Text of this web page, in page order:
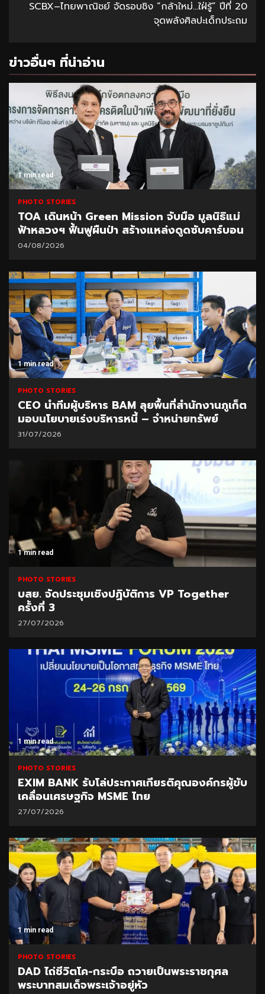
SCBX–ไทยพาณิชย์ จัดรอบชิง “กล้าใหม่…ใฝ่รู้” ปีที่ 20
จุดพลังศิลปะเด็กประถม
ข่าวอื่นๆ ที่น่าอ่าน
1 min read
PHOTO STORIES
TOA เดินหน้า Green Mission จับมือ มูลนิธิแม่
ฟ้าหลวงฯ ฟื้นฟูผืนป่า สร้างแหล่งดูดซับคาร์บอน
04/08/2026
1 min read
PHOTO STORIES
CEO นำทีมผู้บริหาร BAM ลุยพื้นที่สำนักงานภูเก็ต
มอบนโยบายเร่งบริหารหนี้ – จำหน่ายทรัพย์
31/07/2026
1 min read
PHOTO STORIES
บสย. จัดประชุมเชิงปฏิบัติการ VP Together
ครั้งที่ 3
27/07/2026
1 min read
PHOTO STORIES
EXIM BANK รับโล่ประกาศเกียรติคุณองค์กรผู้ขับ
เคลื่อนเศรษฐกิจ MSME ไทย
27/07/2026
1 min read
PHOTO STORIES
DAD ไถ่ชีวิตโค-กระบือ ถวายเป็นพระราชกุศล
พระบาทสมเด็จพระเจ้าอยู่หัว